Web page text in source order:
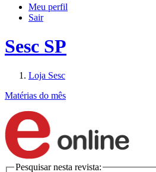
Meu perfil
Sair
Sesc SP
Loja Sesc
Matérias do mês
Pesquisar nesta revista: